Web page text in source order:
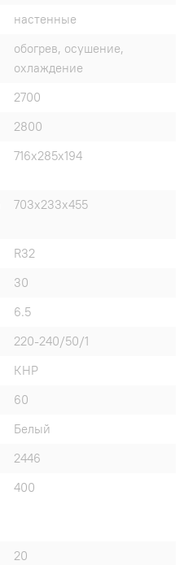
настенные
обогрев, осушение,
охлаждение
2700
2800
716x285x194
703x233x455
R32
30
6.5
220-240/50/1
КНР
60
Белый
2446
400
20